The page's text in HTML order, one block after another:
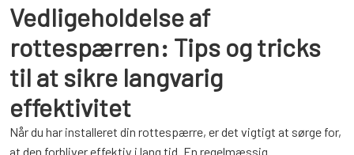
Vedligeholdelse af
rottespærren: Tips og tricks
til at sikre langvarig
effektivitet
Når du har installeret din rottespærre, er det vigtigt at sørge for,
at den forbliver effektiv i lang tid. En regelmæssig